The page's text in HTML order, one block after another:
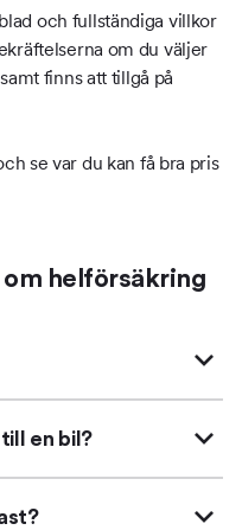
och fullständiga villkor
om du väljer
finns att tillgå på
se var du kan få bra pris
om helförsäkring
en bil?